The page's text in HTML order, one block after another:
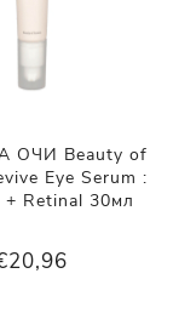
ОЧИ Beauty of
Eye Serum :
+ Retinal 30мл